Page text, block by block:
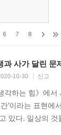
학이 어떤 역할
방패는 거뜬
알고리듬’에
가지 지적 탐험
제에 이르기까지
으로 생각하라
6 7 8
과 사가 달린 문
10-30 신고
각하는 힘》에서
’이라는 표현
있다. 일상의